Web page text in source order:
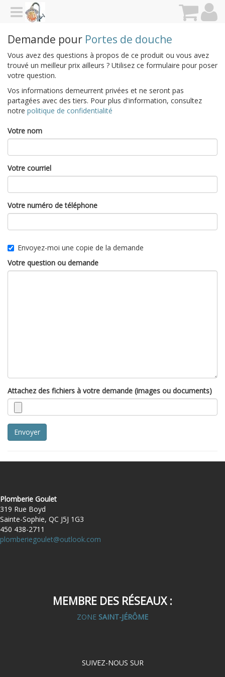
Demande pour Portes de douche
Vous avez des questions à propos de ce produit ou vous avez
trouvé un meilleur prix ailleurs ? Utilisez ce formulaire pour poser
votre question.
Vos informations demeurrent privées et ne seront pas
partagées avec des tiers. Pour plus d'information, consultez
notre politique de confidentialité
Votre nom
Votre courriel
Votre numéro de téléphone
Envoyez-moi une copie de la demande
Votre question ou demande
Attachez des fichiers à votre demande (images ou documents)
Envoyer
Plomberie Goulet
319 Rue Boyd
Sainte-Sophie, QC J5J 1G3
450 438-2711
plomberiegoulet@outlook.com
MEMBRE DES RÉSEAUX :
ZONE SAINT-JÉRÔME
SUIVEZ-NOUS SUR